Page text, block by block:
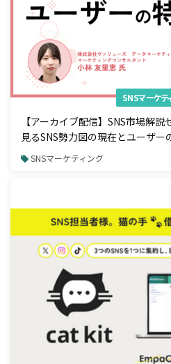
SNSマーケテ
【アーカイブ配信】SNS市場解
見るSNS勢力図の現在とユーザー
SNSマーケティング